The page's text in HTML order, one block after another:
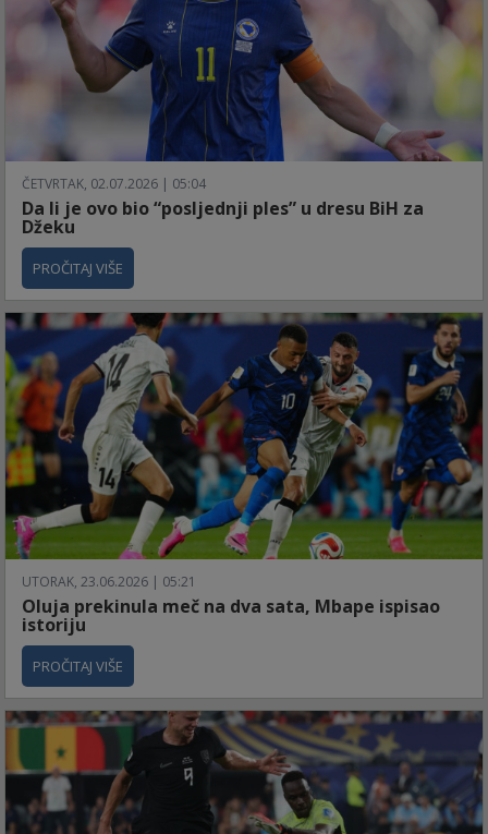
ČETVRTAK, 02.07.2026 | 05:04
Da li je ovo bio “posljednji ples” u dresu BiH za
Džeku
PROČITAJ VIŠE
UTORAK, 23.06.2026 | 05:21
Oluja prekinula meč na dva sata, Mbape ispisao
istoriju
PROČITAJ VIŠE